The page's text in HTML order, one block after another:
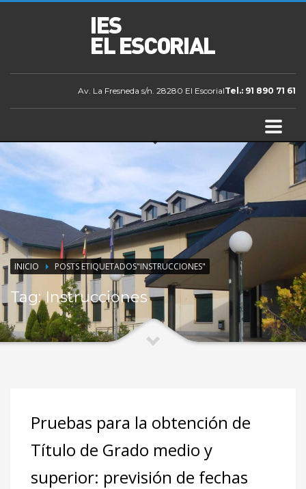
Av. La Fresneda s/n. 28280 El EscorialTel.: 91 890 71 61
INICIO POSTS ETIQUETADOS"INSTRUCCIONES"
Tag: Instrucciones
Pruebas para la obtención de
Título de Grado medio y
superior: previsión de fechas